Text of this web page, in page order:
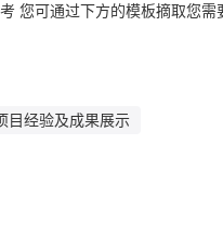
您可通过下方的模板摘取您需
目经验及成果展示